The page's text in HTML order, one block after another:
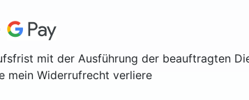
mit der Ausführung der beauftragten
mein Widerrufrecht verliere